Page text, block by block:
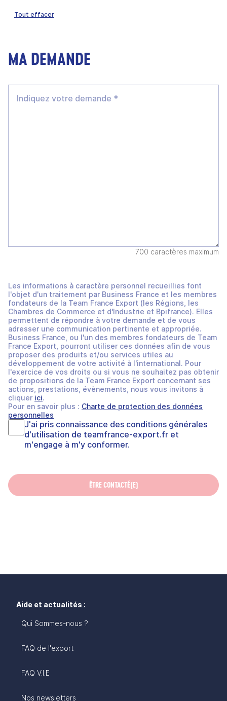
Tout effacer
MA DEMANDE
700 caractères maximum
Les informations à caractère personnel recueillies font
l'objet d'un traitement par Business France et les membres
fondateurs de la Team France Export (les Régions, les
Chambres de Commerce et d'Industrie et Bpifrance). Elles
permettent de répondre à votre demande et de vous
adresser une communication pertinente et appropriée.
Business France, ou l'un des membres fondateurs de Team
France Export, pourront utiliser ces données afin de vous
proposer des produits et/ou services utiles au
développement de votre activité à l'international. Pour
l'exercice de vos droits ou si vous ne souhaitez pas obtenir
de propositions de la Team France Export concernant ses
actions, prestations, évènements, nous vous invitons à
cliquer ici.
Pour en savoir plus : Charte de protection des données
personnelles
J'ai pris connaissance des conditions générales
d'utilisation de teamfrance-export.fr et
m'engage à m'y conformer.
ÊTRE CONTACTÉ(E)
Aide et actualités :
Qui Sommes-nous ?
FAQ de l'export
FAQ V.I.E
Nos newsletters